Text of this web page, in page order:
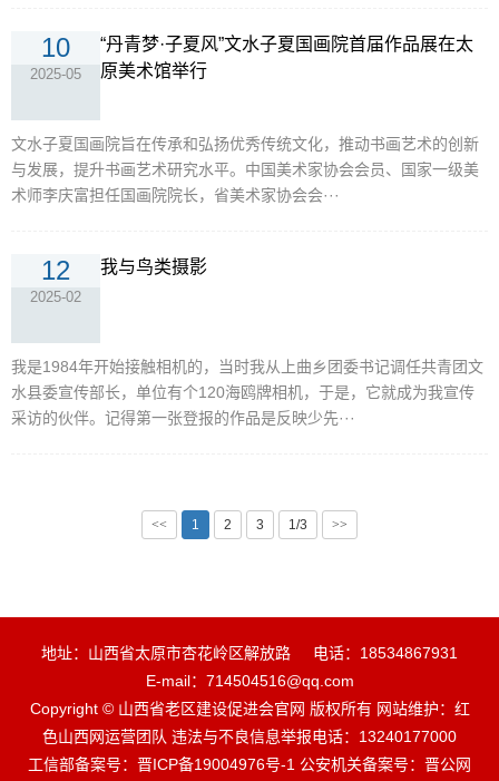
10
2025-05
“丹青梦·子夏风”文水子夏国画院首届作品展在太
原美术馆举行
文水子夏国画院旨在传承和弘扬优秀传统文化，推动书画艺术的创新
与发展，提升书画艺术研究水平。中国美术家协会会员、国家一级美
术师李庆富担任国画院院长，省美术家协会会···
12
2025-02
我与鸟类摄影
我是1984年开始接触相机的，当时我从上曲乡团委书记调任共青团文
水县委宣传部长，单位有个120海鸥牌相机，于是，它就成为我宣传
采访的伙伴。记得第一张登报的作品是反映少先···
<< 1 2 3 1/3 >>
地址：山西省太原市杏花岭区解放路
电话：18534867931
E-mail：714504516@qq.com
Copyright © 山西省老区建设促进会官网 版权所有 网站维护：红
色山西网运营团队 违法与不良信息举报电话：13240177000
工信部备案号：晋ICP备19004976号-1 公安机关备案号：晋公网